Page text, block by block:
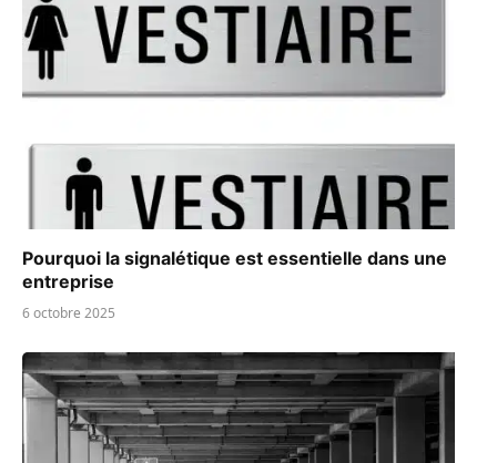
Pourquoi la signalétique est essentielle dans une
entreprise
6 octobre 2025